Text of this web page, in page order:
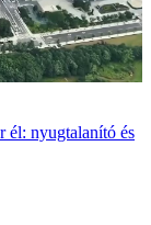
él: nyugtalanító és